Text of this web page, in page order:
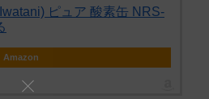
ピュア 酸素缶 NRS-
Amazon